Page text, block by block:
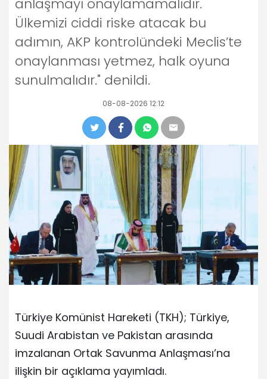
anlaşmayı onaylamamalıdır.
Ülkemizi ciddi riske atacak bu
adımın, AKP kontrolündeki Meclis’te
onaylanması yetmez, halk oyuna
sunulmalıdır." denildi.
08-08-2026 12:12
Türkiye Komünist Hareketi (TKH); Türkiye,
Suudi Arabistan ve Pakistan arasında
imzalanan Ortak Savunma Anlaşması’na
ilişkin bir açıklama yayımladı.